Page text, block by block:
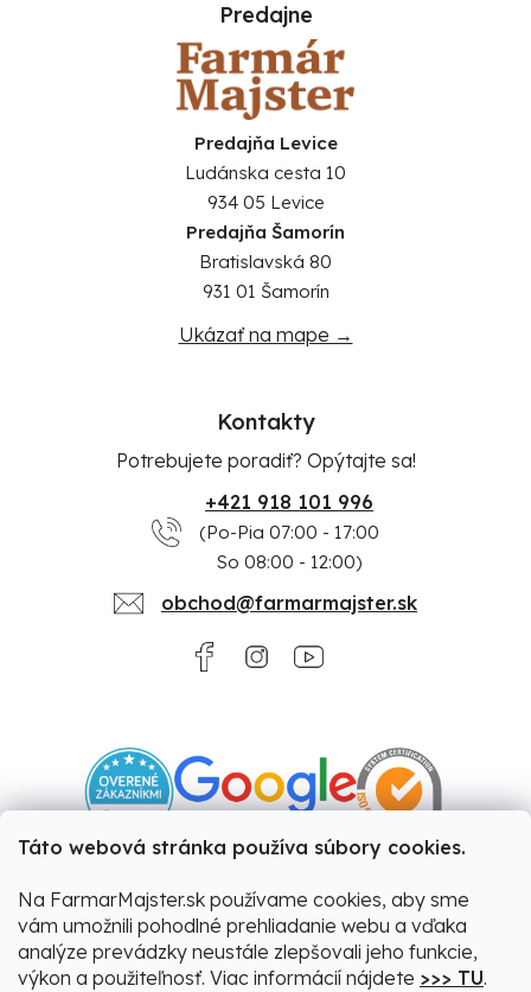
Táto webová stránka používa súbory cookies.
Na FarmarMajster.sk používame cookies, aby sme
vám umožnili pohodlné prehliadanie webu a vďaka
analýze prevádzky neustále zlepšovali jeho funkcie,
výkon a použiteľnosť. Viac informácií nájdete >>> TU.
Predajne
Predajňa Levice
Ludánska cesta 10
934 05 Levice
Predajňa Šamorín
Bratislavská 80
931 01 Šamorín
Ukázať na mape →
Kontakty
Potrebujete poradiť? Opýtajte sa!
+421 918 101 996
(Po-Pia 07:00 - 17:00
So 08:00 - 12:00)
obchod@farmarmajster.sk